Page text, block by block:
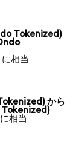
Tokenized)
相当
から
相当